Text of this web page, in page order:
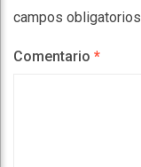
campos
Comentario *